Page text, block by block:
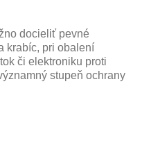
docieliť pevné
krabíc, pri obalení
či elektroniku proti
stupeň ochrany